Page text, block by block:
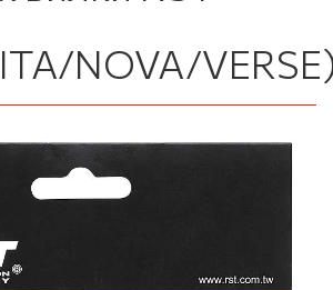
NOVA/